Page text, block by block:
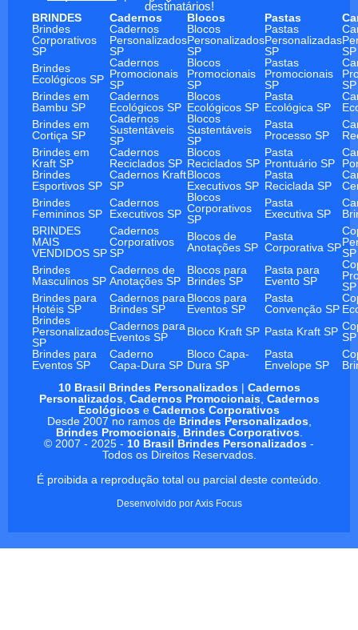
destinatários!
BRINDES
Cadernos Blocos Pastas
Brindes
Corporativos
SP
Cadernos
Personalizados
SP
Blocos
Personalizados
SP
Pastas
Personalizadas
SP
SP
Brindes
Ecológicos SP
Cadernos
Promocionais
SP
Blocos
Promocionais
SP
Pastas
Promocionais
SP
SP
Brindes em
Bambu SP
Cadernos
Ecológicos SP
Blocos
Ecológicos SP
Pasta
Ecológica SP
Brindes em
Cortiça SP
Cadernos
Sustentáveis
SP
Blocos
Sustentáveis
SP
Pasta
Processo SP
Brindes em
Kraft SP
Cadernos
Reciclados SP
Blocos
Reciclados SP
Pasta
Prontuário SP
Brindes
Esportivos SP
Cadernos Kraft
SP
Blocos
Executivos SP
Pasta
Reciclada SP
Brindes
Femininos SP
Cadernos
Executivos SP
Blocos
Corporativos
SP
Pasta
Executiva SP
BRINDES
MAIS
VENDIDOS SP
Cadernos
Corporativos
SP
Blocos de
Anotações SP
Pasta
Corporativa SPSP
Brindes
Masculinos SP
Cadernos de
Anotações SP
Blocos para
Brindes SP
Pasta para
Evento SP
SP
Brindes para
Hotéis SP
Cadernos para
Brindes SP
Blocos para
Eventos SP
Pasta
Convenção SP
Brindes
Personalizados
SP
Cadernos para
Eventos SP
Bloco Kraft SP Pasta Kraft SP SP
Brindes para
Eventos SP
Caderno
Capa-Dura SP
Bloco Capa-
Dura SP
Pasta
Envelope SP
10 Brasil Brindes Personalizados| Cadernos
Personalizados, Cadernos Promocionais, Cadernos
Ecológicos e Cadernos Corporativos
Desde 2007 no ramos de Brindes Personalizados,
Brindes Promocionais, Brindes Corporativos.
© 2007 - 2025 - 10 Brasil Brindes Personalizados -
Todos os Direitos Reservados.
É proibida a reprodução total ou parcial deste conteúdo.
Desenvolvido porAxis Focus